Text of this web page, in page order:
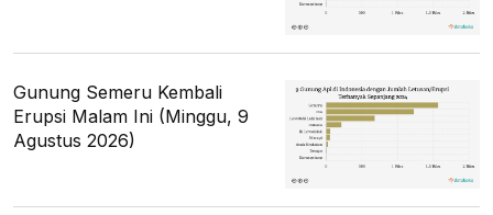
Gunung Semeru Kembali
Erupsi Malam Ini (Minggu, 9
Agustus 2026)